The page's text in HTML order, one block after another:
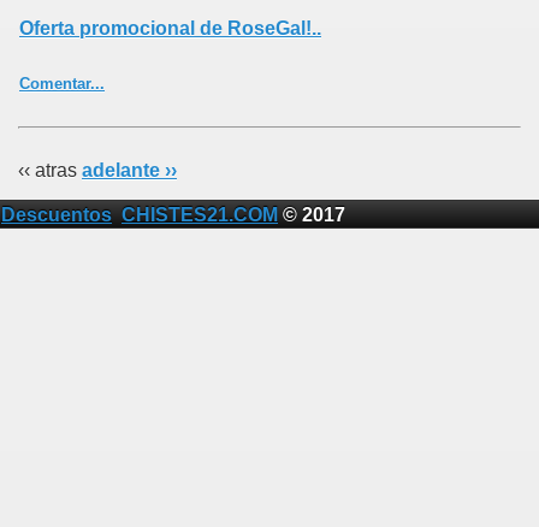
Oferta promocional de RoseGal!..
Comentar...
‹‹ atras adelante ››
Descuentos CHISTES21.COM © 2017